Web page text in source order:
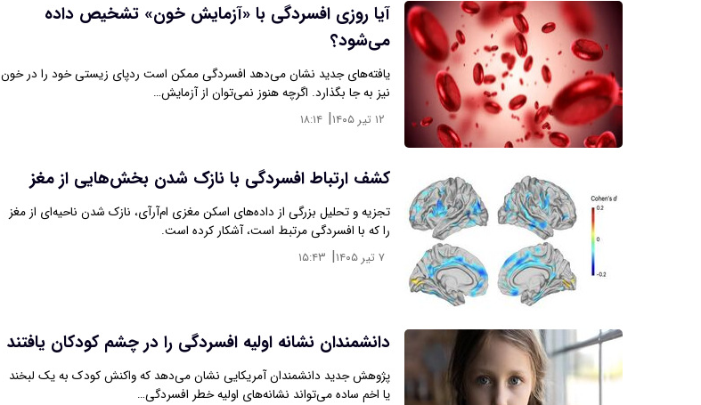
آیا روزی افسردگی با «آزمایش خون» تشخیص داده
می‌شود؟
یافته‌های جدید نشان می‌دهد افسردگی ممکن است ردپای زیستی خود را در خون
نیز به جا بگذارد. اگرچه هنوز نمی‌توان از آزمایش…
۱۲ تیر ۱۴۰۵ | ۱۸:۱۴
کشف ارتباط افسردگی با نازک شدن بخش‌هایی از مغز
تجزیه و تحلیل بزرگی از داده‌های اسکن مغزی ام‌آرآی، نازک شدن ناحیه‌ای از مغز
را که با افسردگی مرتبط است، آشکار کرده است.
۷ تیر ۱۴۰۵ | ۱۵:۴۳
دانشمندان نشانه اولیه افسردگی را در چشم کودکان یافتند
پژوهش جدید دانشمندان آمریکایی نشان می‌دهد که واکنش کودک به یک لبخند
یا اخم ساده می‌تواند نشانه‌های اولیه خطر افسردگی…